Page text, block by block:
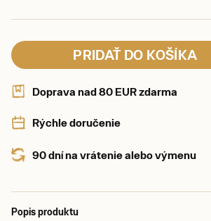
PRIDAŤ DO KOŠÍKA
Doprava nad 80 EUR zdarma
Rýchle doručenie
90 dní na vrátenie alebo výmenu
Popis produktu